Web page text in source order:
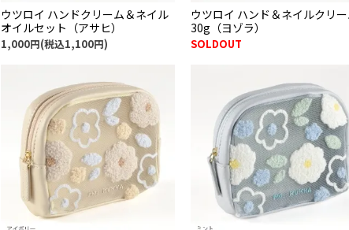
ウツロイ ハンドクリーム＆ネイル
オイルセット（アサヒ）
1,000円(税込1,100円)
ウツロイ ハンド＆ネイルクリ
30g（ヨゾラ）
SOLDOUT